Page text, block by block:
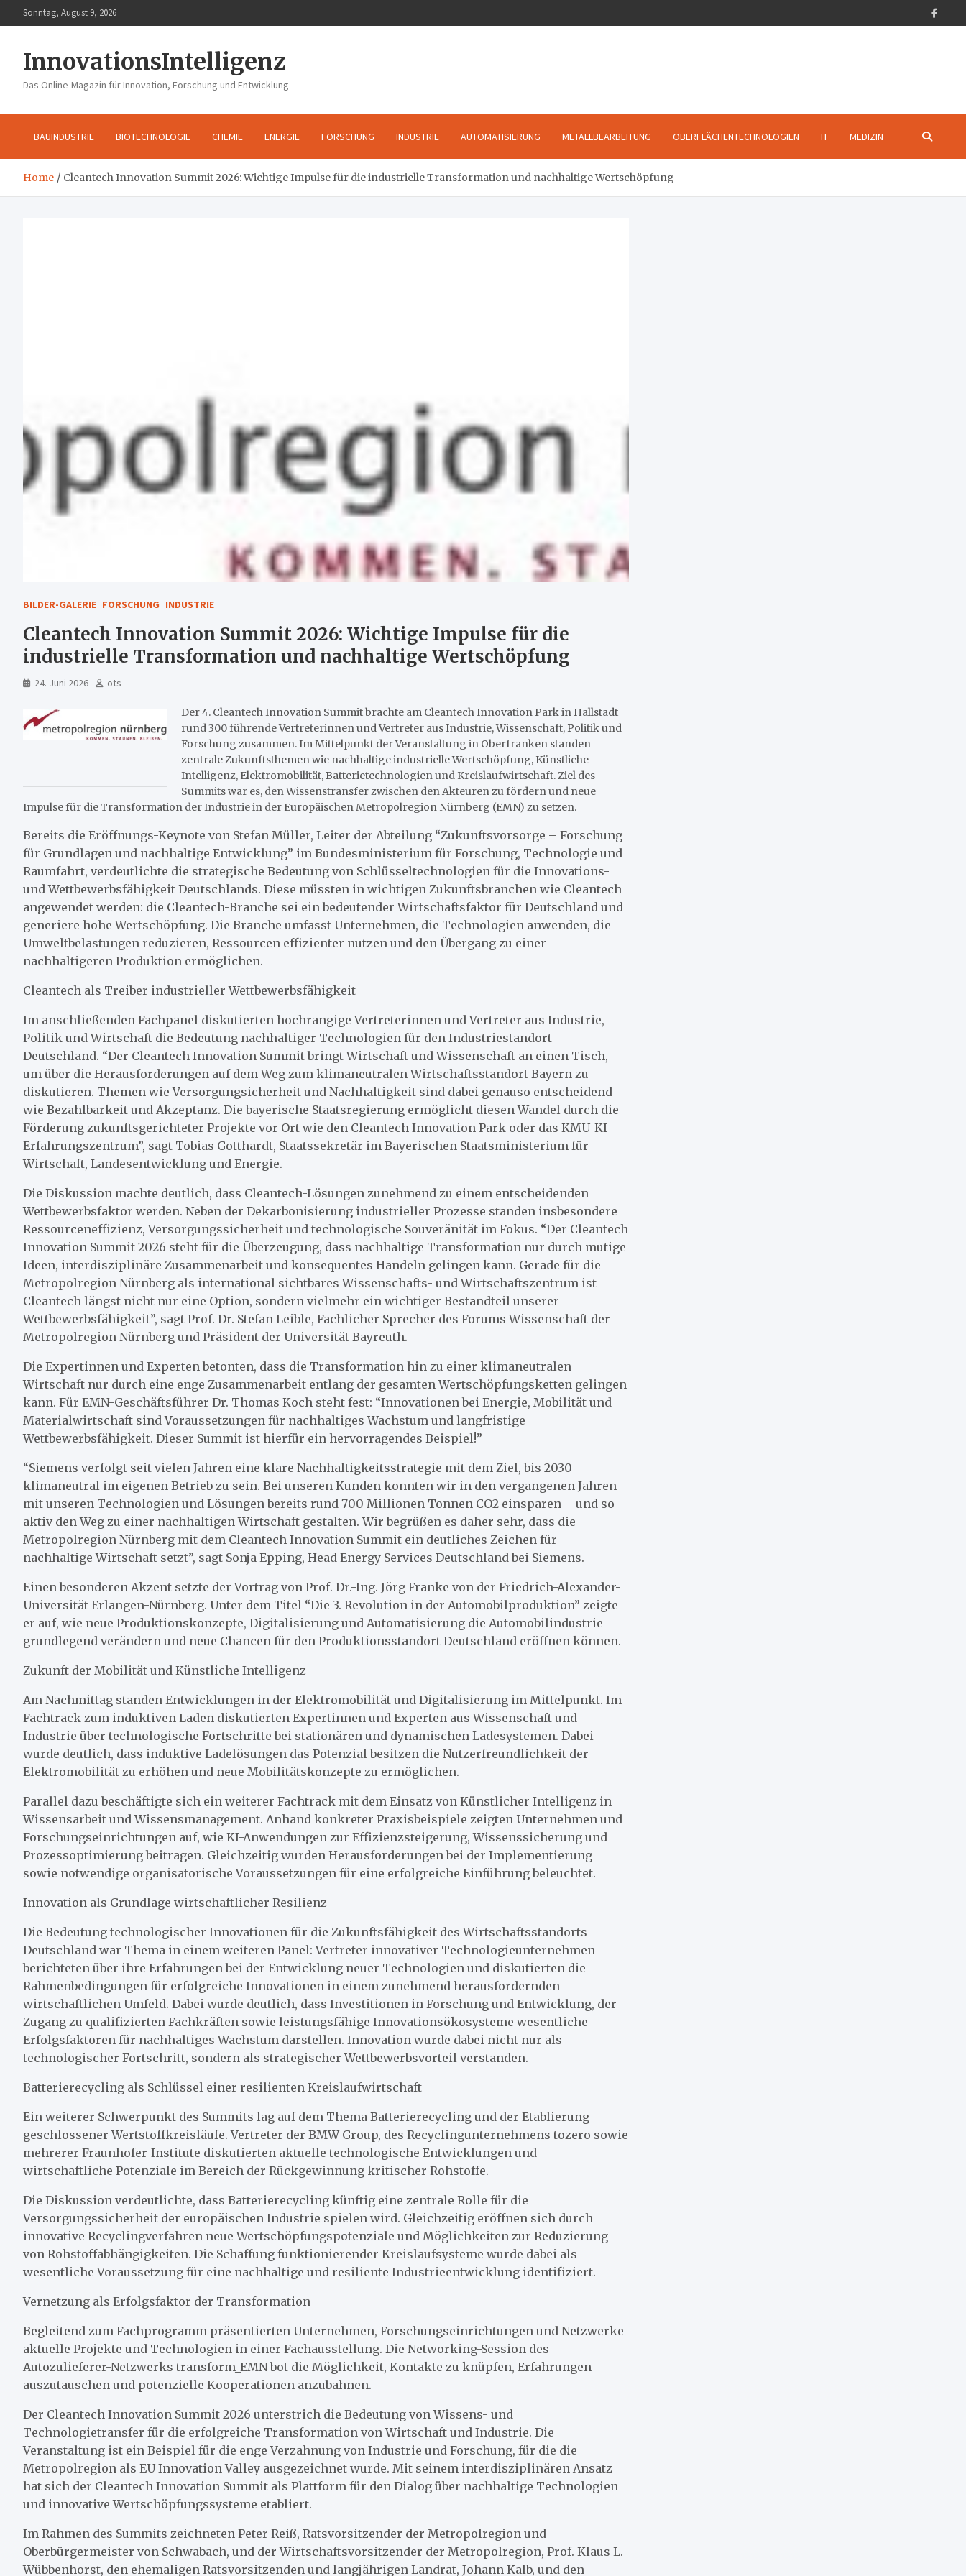
to
Sonntag, August 9, 2026
InnovationsIntelligenz
Das Online-Magazin für Innovation, Forschung und Entwicklung
BAUINDUSTRIE BIOTECHNOLOGIE CHEMIE ENERGIE FORSCHUNG INDUSTRIE AUTOMATISIERUNG METALLBEARBEITUNG OBERFLÄCHENTECHNOLOGIEN IT MEDIZIN
Home Cleantech Innovation Summit 2026: Wichtige Impulse für die industrielle Transformation und nachhaltige Wertschöpfung
BILDER-GALERIE FORSCHUNG INDUSTRIE
Cleantech Innovation Summit 2026: Wichtige Impulse für die
industrielle Transformation und nachhaltige Wertschöpfung
24. Juni 2026 ots
Der 4. Cleantech Innovation Summit brachte am Cleantech Innovation Park in Hallstadt
rund 300 führende Vertreterinnen und Vertreter aus Industrie, Wissenschaft, Politik und
Forschung zusammen. Im Mittelpunkt der Veranstaltung in Oberfranken standen
zentrale Zukunftsthemen wie nachhaltige industrielle Wertschöpfung, Künstliche
Intelligenz, Elektromobilität, Batterietechnologien und Kreislaufwirtschaft. Ziel des
Summits war es, den Wissenstransfer zwischen den Akteuren zu fördern und neue
Impulse für die Transformation der Industrie in der Europäischen Metropolregion Nürnberg (EMN) zu setzen.
Bereits die Eröffnungs-Keynote von Stefan Müller, Leiter der Abteilung “Zukunftsvorsorge – Forschung
für Grundlagen und nachhaltige Entwicklung” im Bundesministerium für Forschung, Technologie und
Raumfahrt, verdeutlichte die strategische Bedeutung von Schlüsseltechnologien für die Innovations-
und Wettbewerbsfähigkeit Deutschlands. Diese müssten in wichtigen Zukunftsbranchen wie Cleantech
angewendet werden: die Cleantech-Branche sei ein bedeutender Wirtschaftsfaktor für Deutschland und
generiere hohe Wertschöpfung. Die Branche umfasst Unternehmen, die Technologien anwenden, die
Umweltbelastungen reduzieren, Ressourcen effizienter nutzen und den Übergang zu einer
nachhaltigeren Produktion ermöglichen.
Cleantech als Treiber industrieller Wettbewerbsfähigkeit
Im anschließenden Fachpanel diskutierten hochrangige Vertreterinnen und Vertreter aus Industrie,
Politik und Wirtschaft die Bedeutung nachhaltiger Technologien für den Industriestandort
Deutschland. “Der Cleantech Innovation Summit bringt Wirtschaft und Wissenschaft an einen Tisch,
um über die Herausforderungen auf dem Weg zum klimaneutralen Wirtschaftsstandort Bayern zu
diskutieren. Themen wie Versorgungsicherheit und Nachhaltigkeit sind dabei genauso entscheidend
wie Bezahlbarkeit und Akzeptanz. Die bayerische Staatsregierung ermöglicht diesen Wandel durch die
Förderung zukunftsgerichteter Projekte vor Ort wie den Cleantech Innovation Park oder das KMU-KI-
Erfahrungszentrum”, sagt Tobias Gotthardt, Staatssekretär im Bayerischen Staatsministerium für
Wirtschaft, Landesentwicklung und Energie.
Die Diskussion machte deutlich, dass Cleantech-Lösungen zunehmend zu einem entscheidenden
Wettbewerbsfaktor werden. Neben der Dekarbonisierung industrieller Prozesse standen insbesondere
Ressourceneffizienz, Versorgungssicherheit und technologische Souveränität im Fokus. “Der Cleantech
Innovation Summit 2026 steht für die Überzeugung, dass nachhaltige Transformation nur durch mutige
Ideen, interdisziplinäre Zusammenarbeit und konsequentes Handeln gelingen kann. Gerade für die
Metropolregion Nürnberg als international sichtbares Wissenschafts- und Wirtschaftszentrum ist
Cleantech längst nicht nur eine Option, sondern vielmehr ein wichtiger Bestandteil unserer
Wettbewerbsfähigkeit”, sagt Prof. Dr. Stefan Leible, Fachlicher Sprecher des Forums Wissenschaft der
Metropolregion Nürnberg und Präsident der Universität Bayreuth.
Die Expertinnen und Experten betonten, dass die Transformation hin zu einer klimaneutralen
Wirtschaft nur durch eine enge Zusammenarbeit entlang der gesamten Wertschöpfungsketten gelingen
kann. Für EMN-Geschäftsführer Dr. Thomas Koch steht fest: “Innovationen bei Energie, Mobilität und
Materialwirtschaft sind Voraussetzungen für nachhaltiges Wachstum und langfristige
Wettbewerbsfähigkeit. Dieser Summit ist hierfür ein hervorragendes Beispiel!”
“Siemens verfolgt seit vielen Jahren eine klare Nachhaltigkeitsstrategie mit dem Ziel, bis 2030
klimaneutral im eigenen Betrieb zu sein. Bei unseren Kunden konnten wir in den vergangenen Jahren
mit unseren Technologien und Lösungen bereits rund 700 Millionen Tonnen CO2 einsparen – und so
aktiv den Weg zu einer nachhaltigen Wirtschaft gestalten. Wir begrüßen es daher sehr, dass die
Metropolregion Nürnberg mit dem Cleantech Innovation Summit ein deutliches Zeichen für
nachhaltige Wirtschaft setzt”, sagt Sonja Epping, Head Energy Services Deutschland bei Siemens.
Einen besonderen Akzent setzte der Vortrag von Prof. Dr.-Ing. Jörg Franke von der Friedrich-Alexander-
Universität Erlangen-Nürnberg. Unter dem Titel “Die 3. Revolution in der Automobilproduktion” zeigte
er auf, wie neue Produktionskonzepte, Digitalisierung und Automatisierung die Automobilindustrie
grundlegend verändern und neue Chancen für den Produktionsstandort Deutschland eröffnen können.
Zukunft der Mobilität und Künstliche Intelligenz
Am Nachmittag standen Entwicklungen in der Elektromobilität und Digitalisierung im Mittelpunkt. Im
Fachtrack zum induktiven Laden diskutierten Expertinnen und Experten aus Wissenschaft und
Industrie über technologische Fortschritte bei stationären und dynamischen Ladesystemen. Dabei
wurde deutlich, dass induktive Ladelösungen das Potenzial besitzen die Nutzerfreundlichkeit der
Elektromobilität zu erhöhen und neue Mobilitätskonzepte zu ermöglichen.
Parallel dazu beschäftigte sich ein weiterer Fachtrack mit dem Einsatz von Künstlicher Intelligenz in
Wissensarbeit und Wissensmanagement. Anhand konkreter Praxisbeispiele zeigten Unternehmen und
Forschungseinrichtungen auf, wie KI-Anwendungen zur Effizienzsteigerung, Wissenssicherung und
Prozessoptimierung beitragen. Gleichzeitig wurden Herausforderungen bei der Implementierung
sowie notwendige organisatorische Voraussetzungen für eine erfolgreiche Einführung beleuchtet.
Innovation als Grundlage wirtschaftlicher Resilienz
Die Bedeutung technologischer Innovationen für die Zukunftsfähigkeit des Wirtschaftsstandorts
Deutschland war Thema in einem weiteren Panel: Vertreter innovativer Technologieunternehmen
berichteten über ihre Erfahrungen bei der Entwicklung neuer Technologien und diskutierten die
Rahmenbedingungen für erfolgreiche Innovationen in einem zunehmend herausfordernden
wirtschaftlichen Umfeld. Dabei wurde deutlich, dass Investitionen in Forschung und Entwicklung, der
Zugang zu qualifizierten Fachkräften sowie leistungsfähige Innovationsökosysteme wesentliche
Erfolgsfaktoren für nachhaltiges Wachstum darstellen. Innovation wurde dabei nicht nur als
technologischer Fortschritt, sondern als strategischer Wettbewerbsvorteil verstanden.
Batterierecycling als Schlüssel einer resilienten Kreislaufwirtschaft
Ein weiterer Schwerpunkt des Summits lag auf dem Thema Batterierecycling und der Etablierung
geschlossener Wertstoffkreisläufe. Vertreter der BMW Group, des Recyclingunternehmens tozero sowie
mehrerer Fraunhofer-Institute diskutierten aktuelle technologische Entwicklungen und
wirtschaftliche Potenziale im Bereich der Rückgewinnung kritischer Rohstoffe.
Die Diskussion verdeutlichte, dass Batterierecycling künftig eine zentrale Rolle für die
Versorgungssicherheit der europäischen Industrie spielen wird. Gleichzeitig eröffnen sich durch
innovative Recyclingverfahren neue Wertschöpfungspotenziale und Möglichkeiten zur Reduzierung
von Rohstoffabhängigkeiten. Die Schaffung funktionierender Kreislaufsysteme wurde dabei als
wesentliche Voraussetzung für eine nachhaltige und resiliente Industrieentwicklung identifiziert.
Vernetzung als Erfolgsfaktor der Transformation
Begleitend zum Fachprogramm präsentierten Unternehmen, Forschungseinrichtungen und Netzwerke
aktuelle Projekte und Technologien in einer Fachausstellung. Die Networking-Session des
Autozulieferer-Netzwerks transform_EMN bot die Möglichkeit, Kontakte zu knüpfen, Erfahrungen
auszutauschen und potenzielle Kooperationen anzubahnen.
Der Cleantech Innovation Summit 2026 unterstrich die Bedeutung von Wissens- und
Technologietransfer für die erfolgreiche Transformation von Wirtschaft und Industrie. Die
Veranstaltung ist ein Beispiel für die enge Verzahnung von Industrie und Forschung, für die die
Metropolregion als EU Innovation Valley ausgezeichnet wurde. Mit seinem interdisziplinären Ansatz
hat sich der Cleantech Innovation Summit als Plattform für den Dialog über nachhaltige Technologien
und innovative Wertschöpfungssysteme etabliert.
Im Rahmen des Summits zeichneten Peter Reiß, Ratsvorsitzender der Metropolregion und
Oberbürgermeister von Schwabach, und der Wirtschaftsvorsitzender der Metropolregion, Prof. Klaus L.
Wübbenhorst, den ehemaligen Ratsvorsitzenden und langjährigen Landrat, Johann Kalb, und den